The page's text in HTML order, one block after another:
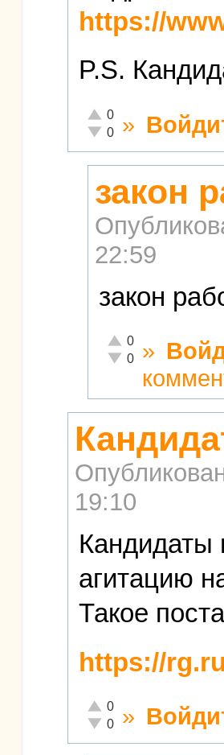
https://
P.S.
Отлично!
0
Неадекватно!
0 »
закон
22:59
закон
Отлично!
0
Неадекватно!
0 »
19:10
Кандидаты
агитацию
Такое
https://
Отлично!
0
Неадекватно!
0 »